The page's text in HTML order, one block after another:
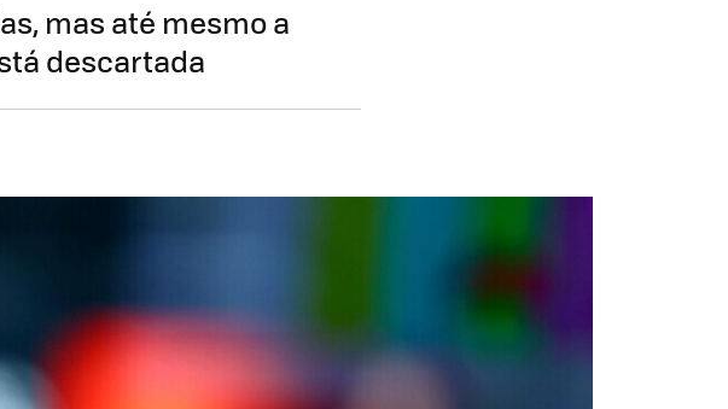
mas até mesmo a
descartada